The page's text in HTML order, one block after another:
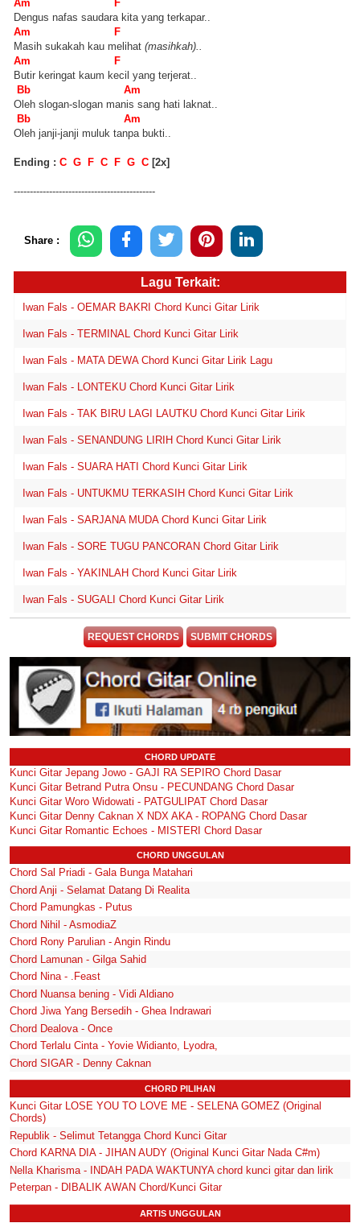
Am F
Dengus nafas saudara kita yang terkapar..
Am F
Masih sukakah kau melihat (masihkah)..
Am F
Butir keringat kaum kecil yang terjerat..
Bb Am
Oleh slogan-slogan manis sang hati laknat..
Bb Am
Oleh janji-janji muluk tanpa bukti..
Ending : C G F C F G C [2x]
--------------------------------------------
Share :
Lagu Terkait:
Iwan Fals - OEMAR BAKRI Chord Kunci Gitar Lirik
Iwan Fals - TERMINAL Chord Kunci Gitar Lirik
Iwan Fals - MATA DEWA Chord Kunci Gitar Lirik Lagu
Iwan Fals - LONTEKU Chord Kunci Gitar Lirik
Iwan Fals - TAK BIRU LAGI LAUTKU Chord Kunci Gitar Lirik
Iwan Fals - SENANDUNG LIRIH Chord Kunci Gitar Lirik
Iwan Fals - SUARA HATI Chord Kunci Gitar Lirik
Iwan Fals - UNTUKMU TERKASIH Chord Kunci Gitar Lirik
Iwan Fals - SARJANA MUDA Chord Kunci Gitar Lirik
Iwan Fals - SORE TUGU PANCORAN Chord Gitar Lirik
Iwan Fals - YAKINLAH Chord Kunci Gitar Lirik
Iwan Fals - SUGALI Chord Kunci Gitar Lirik
REQUEST CHORDS SUBMIT CHORDS
CHORD UPDATE
Kunci Gitar Jepang Jowo - GAJI RA SEPIRO Chord Dasar
Kunci Gitar Betrand Putra Onsu - PECUNDANG Chord Dasar
Kunci Gitar Woro Widowati - PATGULIPAT Chord Dasar
Kunci Gitar Denny Caknan X NDX AKA - ROPANG Chord Dasar
Kunci Gitar Romantic Echoes - MISTERI Chord Dasar
CHORD UNGGULAN
Chord Sal Priadi - Gala Bunga Matahari
Chord Anji - Selamat Datang Di Realita
Chord Pamungkas - Putus
Chord Nihil - AsmodiaZ
Chord Rony Parulian - Angin Rindu
Chord Lamunan - Gilga Sahid
Chord Nina - .Feast
Chord Nuansa bening - Vidi Aldiano
Chord Jiwa Yang Bersedih - Ghea Indrawari
Chord Dealova - Once
Chord Terlalu Cinta - Yovie Widianto, Lyodra,
Chord SIGAR - Denny Caknan
CHORD PILIHAN
Kunci Gitar LOSE YOU TO LOVE ME - SELENA GOMEZ (Original
Chords)
Republik - Selimut Tetangga Chord Kunci Gitar
Chord KARNA DIA - JIHAN AUDY (Original Kunci Gitar Nada C#m)
Nella Kharisma - INDAH PADA WAKTUNYA chord kunci gitar dan lirik
Peterpan - DIBALIK AWAN Chord/Kunci Gitar
ARTIS UNGGULAN